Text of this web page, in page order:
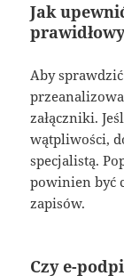
Jak
Aby
załączniki.
wątpliwości,
specjalistą.
powinien być
zapisów.
Czy e-